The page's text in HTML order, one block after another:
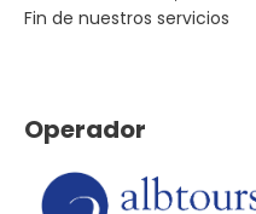
Fin de nuestros servicios
Operador